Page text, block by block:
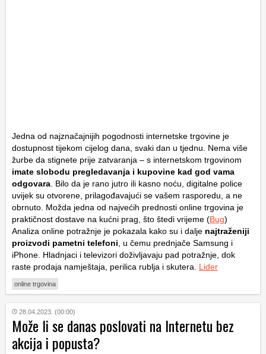
Jedna od najznačajnijih pogodnosti internetske trgovine je
dostupnost tijekom cijelog dana, svaki dan u tjednu. Nema više
žurbe da stignete prije zatvaranja – s internetskom trgovinom
imate slobodu pregledavanja i kupovine kad god vama
odgovara . Bilo da je rano jutro ili kasno noću, digitalne police
uvijek su otvorene, prilagođavajući se vašem rasporedu, a ne
obrnuto. Možda jedna od najvećih prednosti online trgovina je
praktičnost dostave na kućni prag, što štedi vrijeme (Bug)
Analiza online potražnje je pokazala kako su i dalje najtraženiji
proizvodi pametni telefoni , u čemu prednjače Samsung i
iPhone. Hladnjaci i televizori doživljavaju pad potražnje, dok
raste prodaja namještaja, perilica rublja i skutera. Lider
online trgovina
28.04.2023. (00:00)
Može li se danas poslovati na Internetu bez
akcija i popusta?